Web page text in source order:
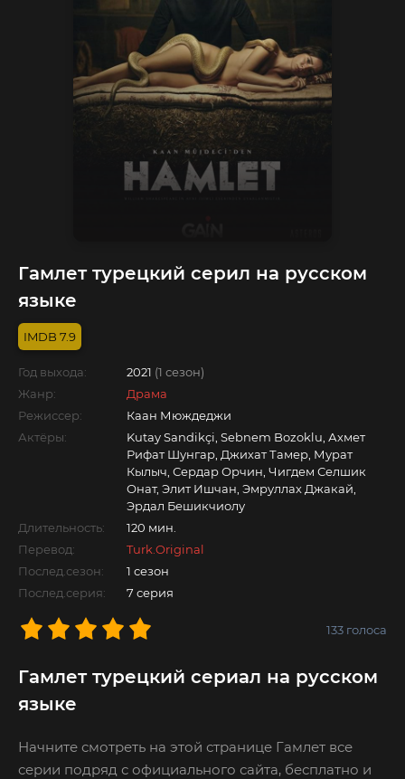
Гамлет турецкий серил на русском
языке
7.9
Год выхода: 2021 (1 сезон)
Жанр:
Драма
Режиссер:
Каан Мюждеджи
Актёры:
Kutay Sandikçi, Sebnem Bozoklu, Ахмет
Рифат Шунгар, Джихат Тамер, Мурат
Кылыч, Сердар Орчин, Чигдем Селшик
Онат, Элит Ишчан, Эмруллах Джакай,
Эрдал Бешикчиолу
Длительность:
120 мин.
Перевод:
Turk.Original
Послед.сезон:
1 сезон
Послед.серия:
7 серия
133 голоса
Гамлет турецкий сериал на русском
языке
Начните смотреть на этой странице Гамлет все
серии подряд с официального сайта, бесплатно и